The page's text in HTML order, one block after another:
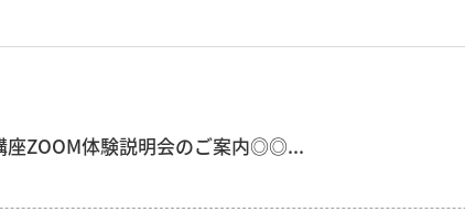
ZOOM体験説明会のご案内◎◎...